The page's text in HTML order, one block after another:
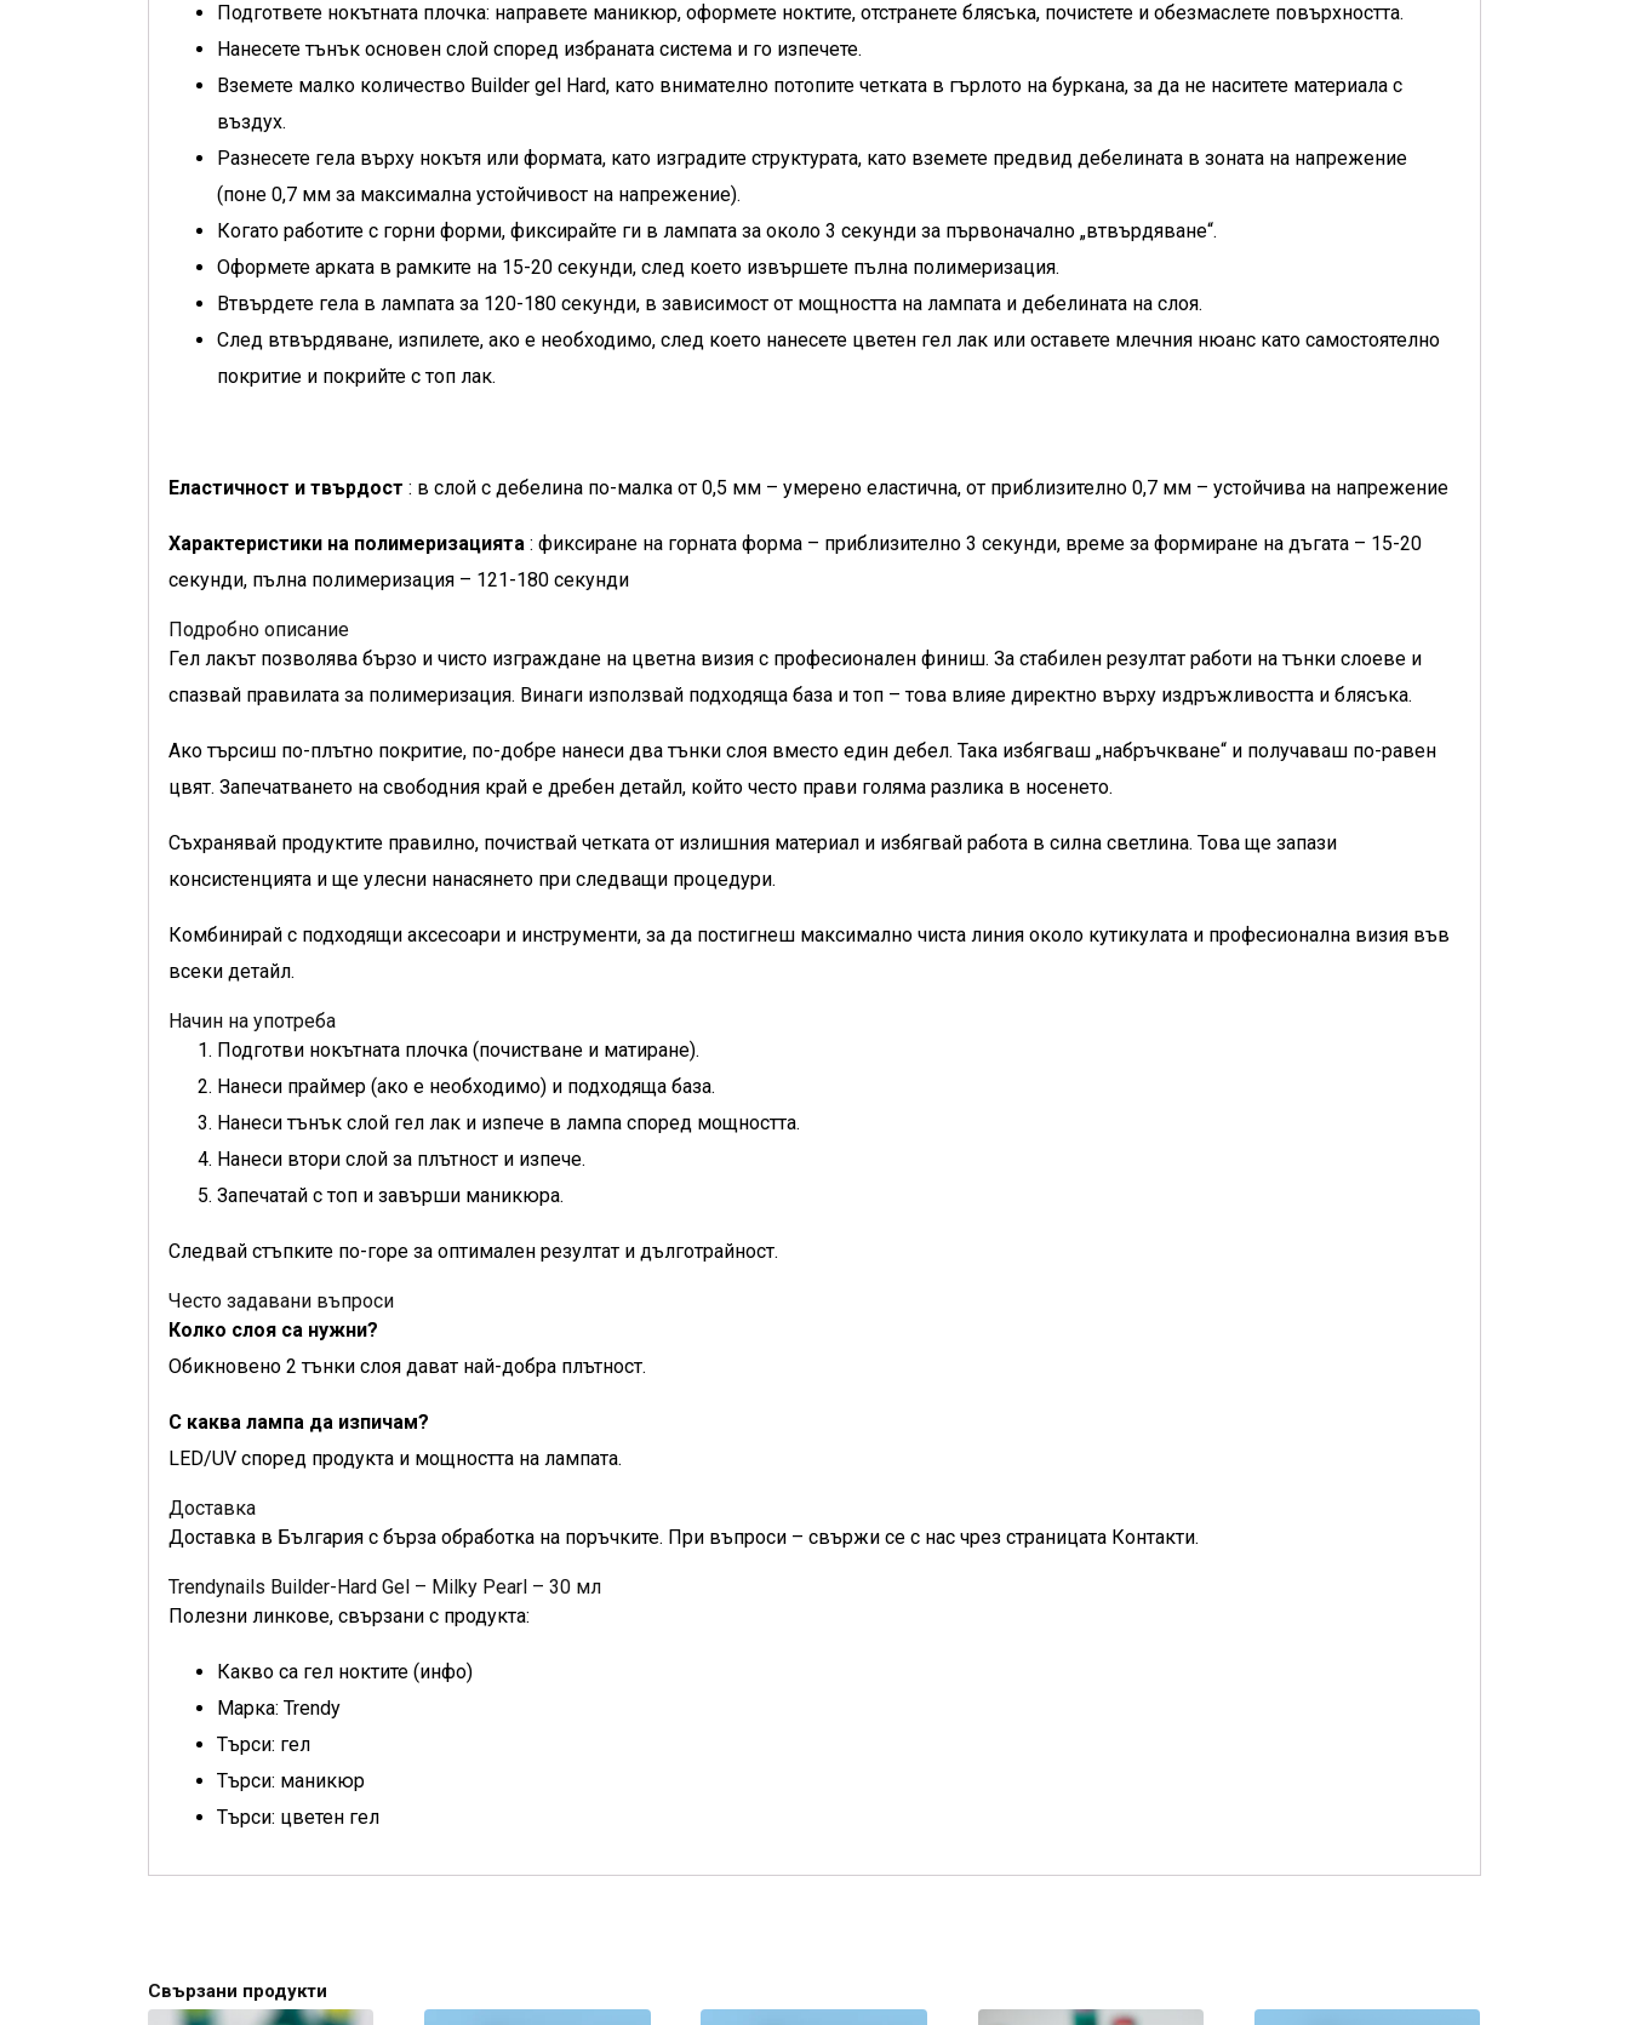
Подгответе нокътната плочка: направете маникюр, оформете ноктите, отстранете блясъка, почистете и обезмаслете повърхността.
Нанесете тънък основен слой според избраната система и го изпечете.
Вземете малко количество Builder gel Hard, като внимателно потопите четката в гърлото на буркана, за да не наситете материала с
въздух.
Разнесете гела върху нокътя или формата, като изградите структурата, като вземете предвид дебелината в зоната на напрежение
(поне 0,7 мм за максимална устойчивост на напрежение).
Когато работите с горни форми, фиксирайте ги в лампата за около 3 секунди за първоначално „втвърдяване“.
Оформете арката в рамките на 15-20 секунди, след което извършете пълна полимеризация.
Втвърдете гела в лампата за 120-180 секунди, в зависимост от мощността на лампата и дебелината на слоя.
След втвърдяване, изпилете, ако е необходимо, след което нанесете цветен гел лак или оставете млечния нюанс като самостоятелно
покритие и покрийте с топ лак.
Еластичност и твърдост : в слой с дебелина по-малка от 0,5 мм – умерено еластична, от приблизително 0,7 мм – устойчива на напрежение
Характеристики на полимеризацията : фиксиране на горната форма – приблизително 3 секунди, време за формиране на дъгата – 15-20
секунди, пълна полимеризация – 121-180 секунди
Подробно описание
Гел лакът позволява бързо и чисто изграждане на цветна визия с професионален финиш. За стабилен резултат работи на тънки слоеве и
спазвай правилата за полимеризация. Винаги използвай подходяща база и топ – това влияе директно върху издръжливостта и блясъка.
Ако търсиш по-плътно покритие, по-добре нанеси два тънки слоя вместо един дебел. Така избягваш „набръчкване“ и получаваш по-равен
цвят. Запечатването на свободния край е дребен детайл, който често прави голяма разлика в носенето.
Съхранявай продуктите правилно, почиствай четката от излишния материал и избягвай работа в силна светлина. Това ще запази
консистенцията и ще улесни нанасянето при следващи процедури.
Комбинирай с подходящи аксесоари и инструменти, за да постигнеш максимално чиста линия около кутикулата и професионална визия във
всеки детайл.
Начин на употреба
Подготви нокътната плочка (почистване и матиране).
Нанеси праймер (ако е необходимо) и подходяща база.
Нанеси тънък слой гел лак и изпече в лампа според мощността.
Нанеси втори слой за плътност и изпече.
Запечатай с топ и завърши маникюра.
Следвай стъпките по-горе за оптимален резултат и дълготрайност.
Често задавани въпроси
Колко слоя са нужни?
Обикновено 2 тънки слоя дават най-добра плътност.
С каква лампа да изпичам?
LED/UV според продукта и мощността на лампата.
Доставка
Доставка в България с бърза обработка на поръчките. При въпроси – свържи се с нас чрез страницата Контакти.
Trendynails Builder-Hard Gel – Milky Pearl – 30 мл
Полезни линкове, свързани с продукта:
Какво са гел ноктите (инфо)
Марка: Trendy
Търси: гел
Търси: маникюр
Търси: цветен гел
Свързани продукти